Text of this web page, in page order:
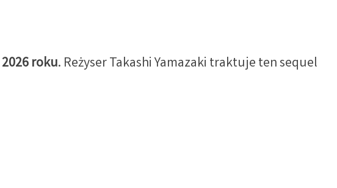
roku. Reżyser Takashi Yamazaki traktuje ten sequel